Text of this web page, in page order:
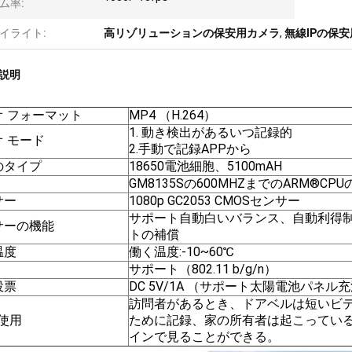
率:
ライト: 高リゾリューションの保安用カメラ, 無線IPの保
明
フォーマット
MP4 （H.264）
モード
1. 動き検出があるいつ記録的
2.手動で記録APPから
タイプ
18650電池細胞、5100mAH
GM8135Sの600MHZまでのARM®CPU
ー
1080p GC2053 CMOSセンサー
ーの機能
サポート自動白いバランス、自動利得
トの補償
度
働く温度:-10~60℃
サポート（802.11 b/g/n）
票
DC 5V/1A （サポート太陽電池パネル
用
訪問者があるとき、ドアベルは短いビ
ために記録、家の所有者は起こってい
インで見ることができる。